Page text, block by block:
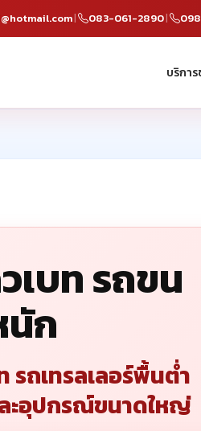
| 083-061-2890|
บริการ
เบท รถขน
นัก
รถเทรลเลอร์พื้นต่ำ
ะอุปกรณ์ขนาดใหญ่